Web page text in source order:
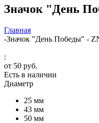
Значок "День
Главная
-Значок "День Победы" -
:
от 50 руб.
Есть в наличии
Диаметр
25 мм
43 мм
50 мм